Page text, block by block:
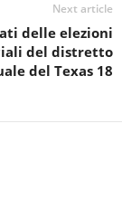
Next article
delle elezioni
del distretto
del Texas 18